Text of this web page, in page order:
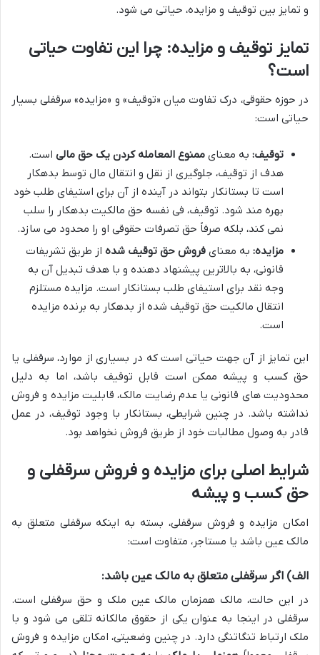
و تمایز بین توقیف و مزایده، حیاتی می شود.
تمایز توقیف و مزایده: چرا این تفاوت حیاتی
است؟
در حوزه حقوقی، درک تفاوت میان «توقیف» و «مزایده» سرقفلی بسیار
حیاتی است:
توقیف: به معنای ممنوع المعامله کردن یک حق مالی است.
هدف از توقیف، جلوگیری از نقل و انتقال مال توسط بدهکار
است تا بستانکار بتواند در آینده از آن برای استیفای طلب خود
بهره مند شود. توقیف، فی نفسه حق مالکیت بدهکار را سلب
نمی کند، بلکه صرفاً حق تصرفات حقوقی او را محدود می سازد.
مزایده: به معنای فروش حق توقیف شده از طریق تشریفات
قانونی، به بالاترین پیشنهاد دهنده و با هدف تبدیل آن به
وجه نقد برای استیفای طلب بستانکار است. مزایده مستلزم
انتقال مالکیت حق توقیف شده از بدهکار به برنده مزایده
است.
این تمایز از آن جهت حیاتی است که در بسیاری از موارد، سرقفلی یا
حق کسب و پیشه ممکن است قابل توقیف باشد، اما به دلیل
محدودیت های قانونی یا عدم رضایت مالک، قابلیت مزایده و فروش
نداشته باشد. در چنین شرایطی، بستانکار با وجود توقیف، در عمل
قادر به وصول مطالبات خود از طریق فروش نخواهد بود.
شرایط اصلی برای مزایده و فروش سرقفلی و
حق کسب و پیشه
امکان مزایده و فروش سرقفلی، بسته به اینکه سرقفلی متعلق به
مالک عین باشد یا مستاجر، متفاوت است:
الف) اگر سرقفلی متعلق به مالک عین باشد:
در این حالت، مالک همزمان مالک عین ملک و حق سرقفلی است.
سرقفلی در اینجا به عنوان یکی از حقوق مالکانه تلقی می شود و با
ملک ارتباط تنگاتنگی دارد. در چنین وضعیتی، امکان مزایده و فروش